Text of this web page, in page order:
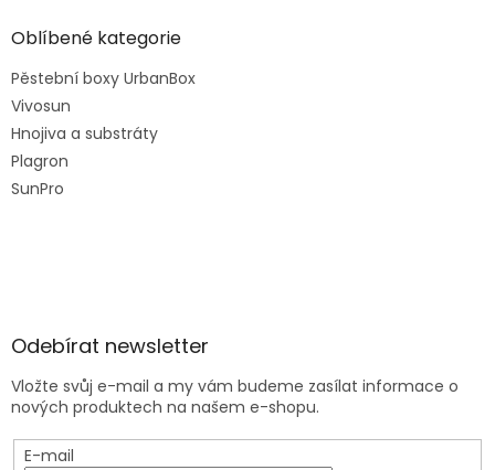
Oblíbené kategorie
Pěstební boxy UrbanBox
Vivosun
Hnojiva a substráty
Plagron
SunPro
Odebírat newsletter
Vložte svůj e-mail a my vám budeme zasílat informace o
nových produktech na našem e-shopu.
E-mail